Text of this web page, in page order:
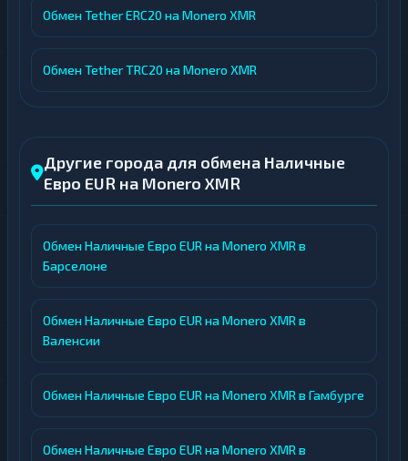
Обмен Tether ERC20 на Monero XMR
Обмен Tether TRC20 на Monero XMR
Другие города для обмена Наличные
Евро EUR на Monero XMR
Обмен Наличные Евро EUR на Monero XMR в
Барселоне
Обмен Наличные Евро EUR на Monero XMR в
Валенсии
Обмен Наличные Евро EUR на Monero XMR в Гамбурге
Обмен Наличные Евро EUR на Monero XMR в